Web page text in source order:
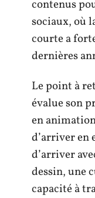
contenus
sociaux, où
courte a
dernières
Le point à
évalue son
en
d’arriver en
d’arriver
dessin, une
capacité à